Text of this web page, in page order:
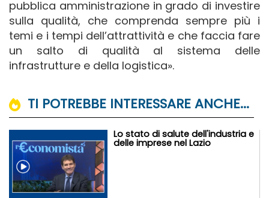
pubblica amministrazione in grado di investire
sulla qualità, che comprenda sempre più i
temi e i tempi dell’attrattività e che faccia fare
un salto di qualità al sistema delle
infrastrutture e della logistica».
TI POTREBBE INTERESSARE ANCHE...
Lo stato di salute dell'industria e
delle imprese nel Lazio